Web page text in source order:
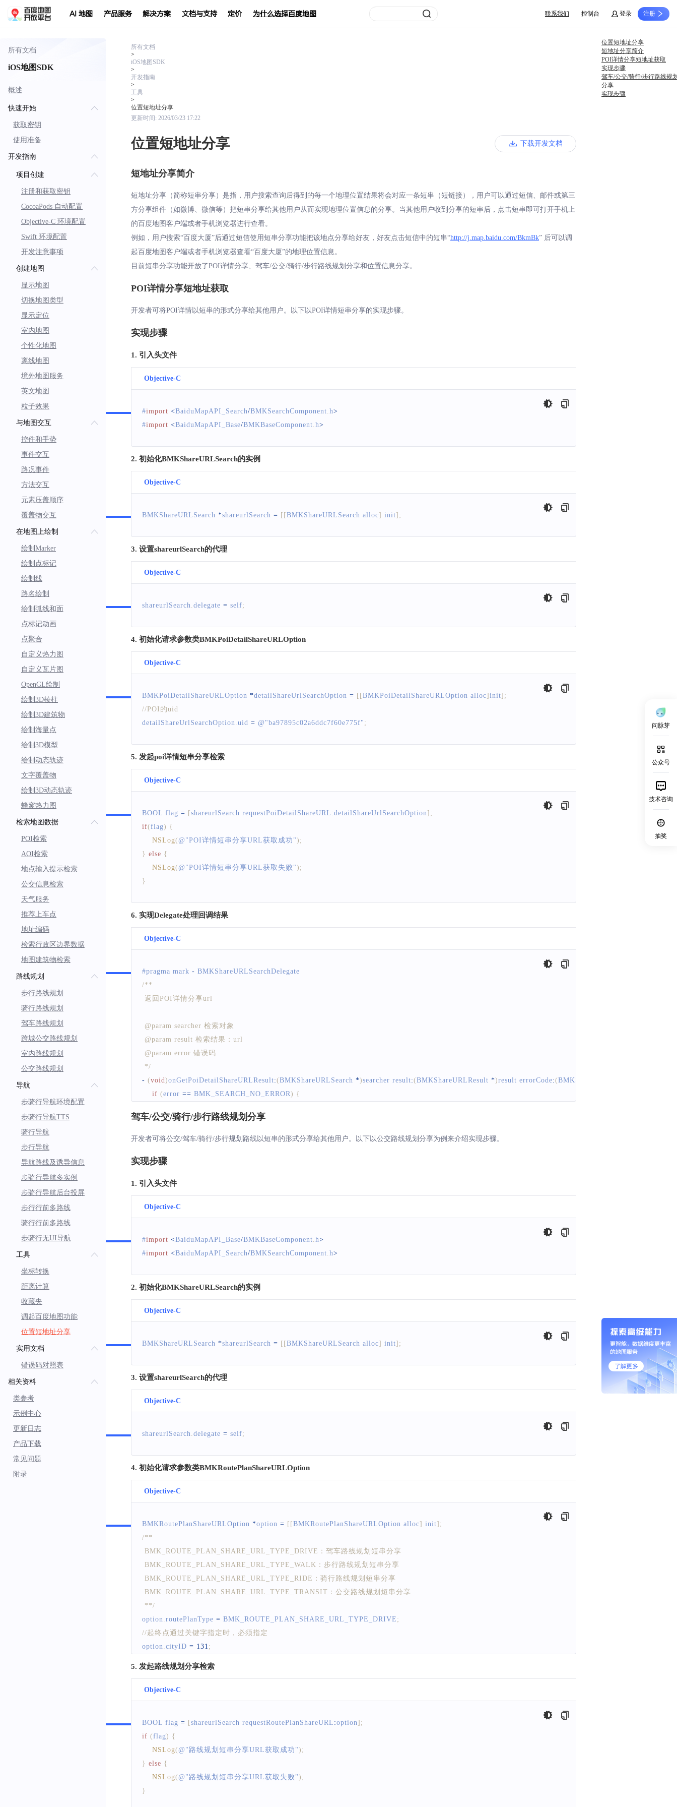
AI 地图 产品服务 解决方案 文档与支持 定价 为什么选择百度地图 联系我们 控制台 登录 注册
问脉芽
公众号
技术咨询
抽奖
所有文档
iOS地图SDK
概述
快速开始
获取密钥
使用准备
开发指南
项目创建
注册和获取密钥
CocoaPods 自动配置
Objective-C 环境配置
Swift 环境配置
开发注意事项
创建地图
显示地图
切换地图类型
显示定位
室内地图
个性化地图
离线地图
境外地图服务
英文地图
粒子效果
与地图交互
控件和手势
事件交互
路况事件
方法交互
元素压盖顺序
覆盖物交互
在地图上绘制
绘制Marker
绘制点标记
绘制线
路名绘制
绘制弧线和面
点标记动画
点聚合
自定义热力图
自定义瓦片图
OpenGL绘制
绘制3D棱柱
绘制3D建筑物
绘制海量点
绘制3D模型
绘制动态轨迹
文字覆盖物
绘制3D动态轨迹
蜂窝热力图
检索地图数据
POI检索
AOI检索
地点输入提示检索
公交信息检索
天气服务
推荐上车点
地址编码
检索行政区边界数据
地图建筑物检索
路线规划
步行路线规划
骑行路线规划
驾车路线规划
跨城公交路线规划
室内路线规划
公交路线规划
导航
步骑行导航环境配置
步骑行导航TTS
骑行导航
步行导航
导航路线及诱导信息
步骑行导航多实例
步骑行导航后台投屏
步行行前多路线
骑行行前多路线
步骑行无UI导航
工具
坐标转换
距离计算
收藏夹
调起百度地图功能
位置短地址分享
实用文档
错误码对照表
相关资料
类参考
示例中心
更新日志
产品下载
常见问题
附录
所有文档
>
iOS地图SDK
>
开发指南
>
工具
>
位置短地址分享
更新时间: 2026/03/23 17:22
位置短地址分享 下载开发文档
短地址分享简介
短地址分享（简称短串分享）是指，用户搜索查询后得到的每一个地理位置结果将会对应一条短串（短链接），用户可以通过短信、邮件或第三
方分享组件（如微博、微信等）把短串分享给其他用户从而实现地理位置信息的分享。当其他用户收到分享的短串后，点击短串即可打开手机上
的百度地图客户端或者手机浏览器进行查看。
例如，用户搜索“百度大厦”后通过短信使用短串分享功能把该地点分享给好友，好友点击短信中的短串“http://j.map.baidu.com/BkmBk” 后可以调
起百度地图客户端或者手机浏览器查看“百度大厦”的地理位置信息。
目前短串分享功能开放了POI详情分享、驾车/公交/骑行/步行路线规划分享和位置信息分享。
POI详情分享短地址获取
开发者可将POI详情以短串的形式分享给其他用户。以下以POI详情短串分享的实现步骤。
实现步骤
1. 引入头文件
Objective-C
#import <BaiduMapAPI_Search/BMKSearchComponent h>
#import <BaiduMapAPI_Base/BMKBaseComponent h>
2. 初始化BMKShareURLSearch的实例
Objective-C
BMKShareURLSearch *shareurlSearch = [ [BMKShareURLSearch alloc] init] ;
3. 设置shareurlSearch的代理
Objective-C
shareurlSearch delegate = self;
4. 初始化请求参数类BMKPoiDetailShareURLOption
Objective-C
BMKPoiDetailShareURLOption *detailShareUrlSearchOption = [ [BMKPoiDetailShareURLOption alloc]init] ;
//POI的uid
detailShareUrlSearchOption uid = @ "ba97895c02a6ddc7f60e775f" ;
5. 发起poi详情短串分享检索
Objective-C
BOOL flag = [shareurlSearch requestPoiDetailShareURL :detailShareUrlSearchOption] ;
if(flag) {
NSLog(@ "POI详情短串分享URL获取成功") ;
} else {
NSLog(@ "POI详情短串分享URL获取失败") ;
}
6. 实现Delegate处理回调结果
Objective-C
#pragma mark - BMKShareURLSearchDelegate
/**
返回POI详情分享url
@param searcher 检索对象
@param result 检索结果：url
@param error 错误码
*/
- (void)onGetPoiDetailShareURLResult:(BMKShareURLSearch *)searcher result:(BMKShareURLResult *)result errorCode:(BMKSearchErrorCode
if (error == BMK_SEARCH_NO_ERROR) {
} else {
NSLog(@"POI详情分享检索失败") ;
}
驾车/公交/骑行/步行路线规划分享
开发者可将公交/驾车/骑行/步行规划路线以短串的形式分享给其他用户。以下以公交路线规划分享为例来介绍实现步骤。
实现步骤
1. 引入头文件
Objective-C
#import <BaiduMapAPI_Base/BMKBaseComponent h>
#import <BaiduMapAPI_Search/BMKSearchComponent h>
2. 初始化BMKShareURLSearch的实例
Objective-C
BMKShareURLSearch *shareurlSearch = [ [BMKShareURLSearch alloc] init] ;
3. 设置shareurlSearch的代理
Objective-C
shareurlSearch delegate = self;
4. 初始化请求参数类BMKRoutePlanShareURLOption
Objective-C
BMKRoutePlanShareURLOption *option = [ [BMKRoutePlanShareURLOption alloc] init] ;
/**
BMK_ROUTE_PLAN_SHARE_URL_TYPE_DRIVE：驾车路线规划短串分享
BMK_ROUTE_PLAN_SHARE_URL_TYPE_WALK：步行路线规划短串分享
BMK_ROUTE_PLAN_SHARE_URL_TYPE_RIDE：骑行路线规划短串分享
BMK_ROUTE_PLAN_SHARE_URL_TYPE_TRANSIT：公交路线规划短串分享
**/
option routePlanType = BMK_ROUTE_PLAN_SHARE_URL_TYPE_DRIVE ;
//起终点通过关键字指定时，必须指定
option cityID = 131 ;
//初始化BMKPlanNode的实例，线路检索起点
BMKPlanNode *start = [[BMKPlanNode alloc] init];
name @
//城市ID
cityID = 131;
//起点，可通过关键字、坐标两种方式指定，使用关键字时必须指定from.cityID
from start;
//初始化BMKPlanNode的实例，线路检索终点
5. 发起路线规划分享检索
Objective-C
BOOL flag = [shareurlSearch requestRoutePlanShareURL :option] ;
if (flag) {
NSLog(@ "路线规划短串分享URL获取成功") ;
} else {
NSLog(@ "路线规划短串分享URL获取失败") ;
}
位置短地址分享
短地址分享简介
POI详情分享短地址获取
实现步骤
驾车/公交/骑行/步行路线规
分享
实现步骤